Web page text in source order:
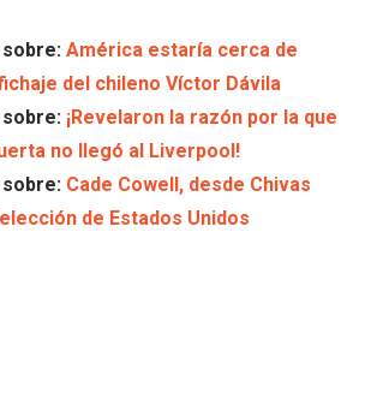
América estaría cerca de
del chileno Víctor Dávila
¡Revelaron la razón por la que
no llegó al Liverpool!
Cade Cowell, desde Chivas
de Estados Unidos